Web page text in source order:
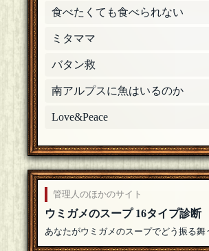
食べたくても食べられない
ミタママ
バタン救
南アルプスに魚はいるのか
Love&Peace
管理人のほかのサイト
ウミガメのスープ 16タイプ診断
あなたがウミガメのスープでどう振る